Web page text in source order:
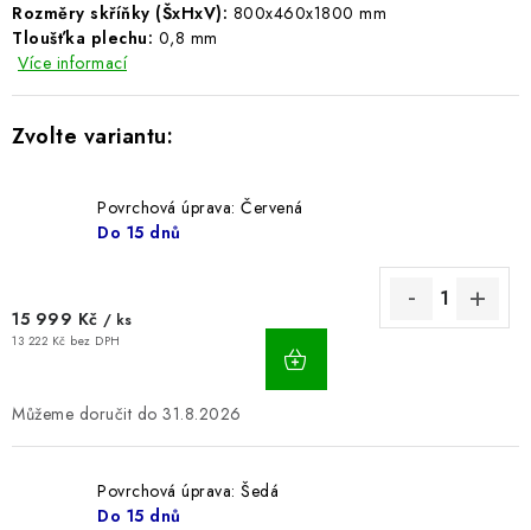
B2B - VELKOOBCHOD
KONTAKTY
Odstoupení od kupní smlouvy
Obchodní a dodací podmínky
Ochrana osobních údajú
Bezpečnostní certifikáty Moje objednávka
Rozměry skříňky (ŠxHxV): 800x460x1800 mm
Tloušťka plechu: 0,8 mm
Více informací
Povrchová úprava: Červená
Do 15 dnů
15 999 Kč / ks
13 222 Kč bez DPH
31.8.2026
Povrchová úprava: Šedá
Do 15 dnů